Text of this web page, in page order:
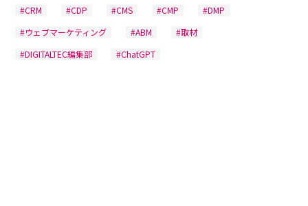
#CRM
#CDP #CMS #CMP
#DMP
#ウェブマーケティング
#ABM
#取材
#DIGITALTEC編集部
#ChatGPT